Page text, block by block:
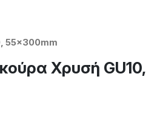
55x300mm
Χρυσή GU10,